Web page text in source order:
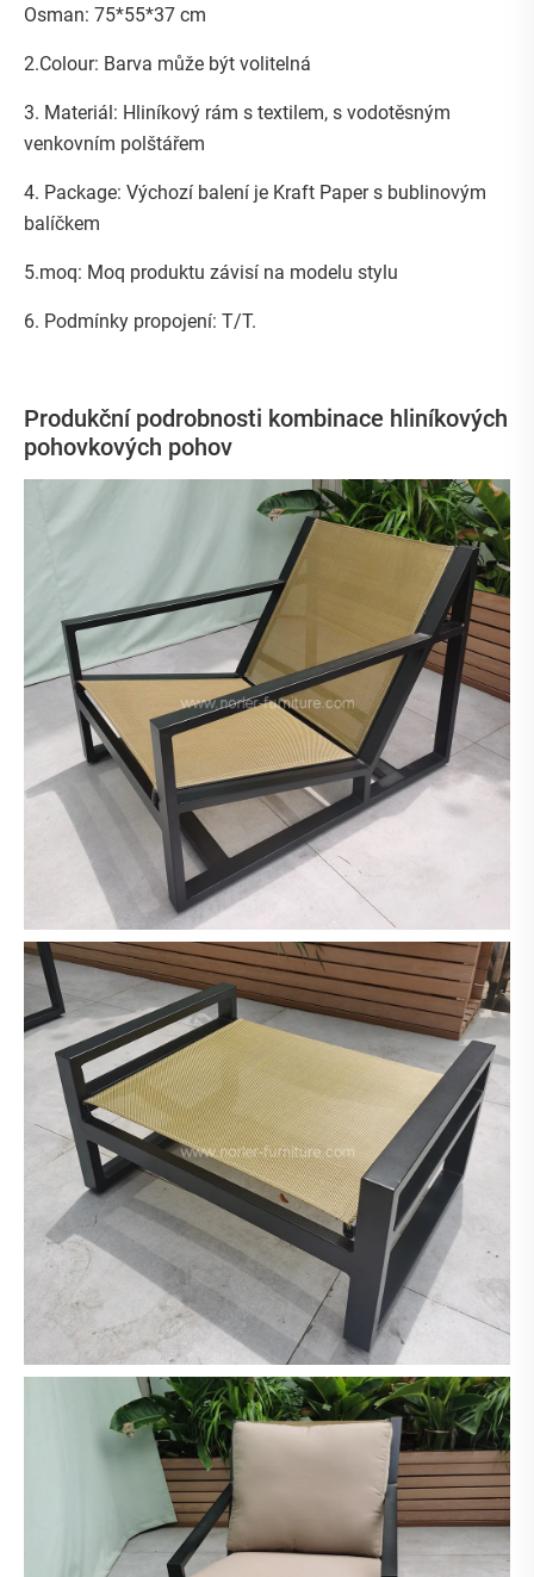
Osman: 75*55*37 cm
2.Colour: Barva může být volitelná
3. Materiál: Hliníkový rám s textilem, s vodotěsným
venkovním polštářem
4. Package: Výchozí balení je Kraft Paper s bublinovým
balíčkem
5.moq: Moq produktu závisí na modelu stylu
6. Podmínky propojení: T/T.
Produkční podrobnosti kombinace hliníkových
pohovkových pohov